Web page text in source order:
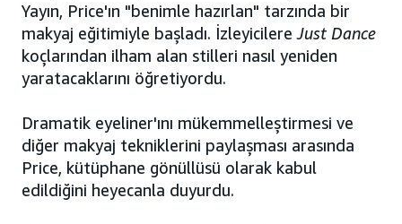
Yayın, Price'ın "benimle hazırlan" tarzında bir
makyaj eğitimiyle başladı. İzleyicilereJust Dance
koçlarından ilham alan stilleri nasıl yeniden
yaratacaklarını öğretiyordu.
Dramatik eyeliner'ını mükemmelleştirmesi ve
diğer makyaj tekniklerini paylaşması arasında
Price, kütüphane gönüllüsü olarak kabul
edildiğini heyecanla duyurdu.